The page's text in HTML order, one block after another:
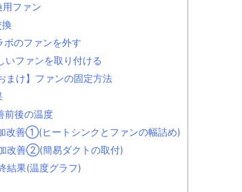
用ファン
換
ボのファンを外す
いファンを取り付ける
まけ】ファンの固定方法
前後の温度
改善①(ヒートシンクとファンの幅詰め)
改善②(簡易ダクトの取付)
結果(温度グラフ)